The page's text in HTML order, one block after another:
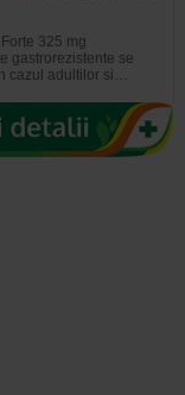
325 mg
gastrorezistente se
cazul adultilor si…